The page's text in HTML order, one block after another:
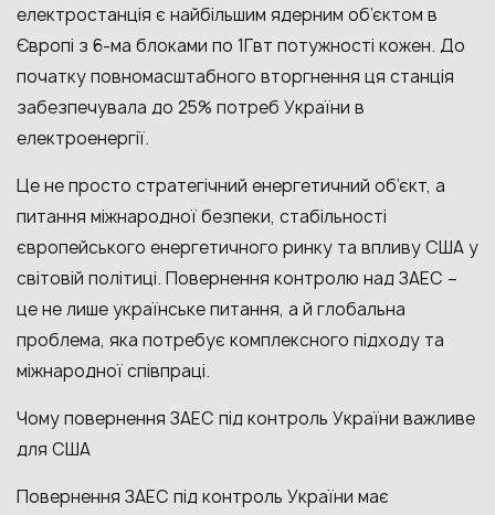
електростанція є найбільшим ядерним об’єктом в
Європі з 6-ма блоками по 1Гвт потужності кожен. До
початку повномасштабного вторгнення ця станція
забезпечувала до 25% потреб України в
електроенергії.
Це не просто стратегічний енергетичний об’єкт, а
питання міжнародної безпеки, стабільності
європейського енергетичного ринку та впливу США у
світовій політиці. Повернення контролю над ЗАЕС –
це не лише українське питання, а й глобальна
проблема, яка потребує комплексного підходу та
міжнародної співпраці.
Чому повернення ЗАЕС під контроль України важливе
для США
Повернення ЗАЕС під контроль України має